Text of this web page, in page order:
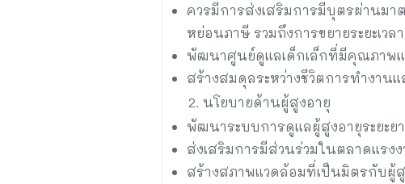
ควรมีการส่งเสริมการมีบุตรผ่านม
หย่อนภาษี รวมถึงการขยายระยะเว
พัฒนาศูนย์ดูแลเด็กเล็กที่มีคุณภาพแ
สร้างสมดุลระหว่างชีวิตการทำงา
นโยบายด้านผู้สูงอายุ
พัฒนาระบบการดูแลผู้สูงอายุระยะย
ส่งเสริมการมีส่วนร่วมในตลาดแรง
สร้างสภาพแวดล้อมที่เป็นมิตรกับผู้